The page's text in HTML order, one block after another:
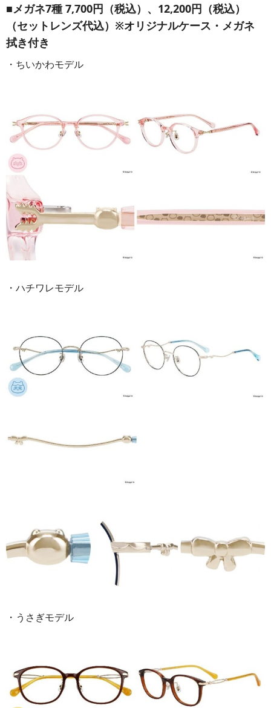
■メガネ7種 7,700円（税込）、12,200円（税込）
（セットレンズ代込）※オリジナルケース・メガネ
拭き付き
・ちいかわモデル
・ハチワレモデル
・うさぎモデル